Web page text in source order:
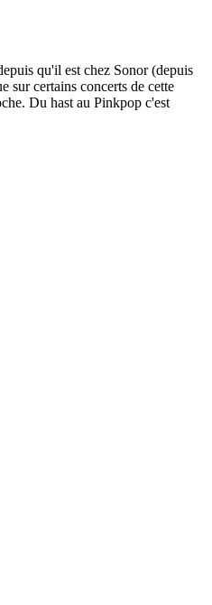
qu'il est chez Sonor (depuis
sur certains concerts de cette
Du hast au Pinkpop c'est